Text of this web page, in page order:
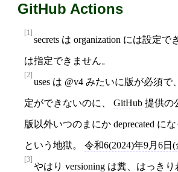
GitHub Actions
[1]
secrets は organization には設定で
は指定できません。
[2]
uses は @v4 みたいに版が必須
定ができないのに、 GitHub 提供の
版以外いつのまにか deprecated に
という地獄。 令和6(2024)年9月6日
[3]
やはり versioning は糞、はっきり